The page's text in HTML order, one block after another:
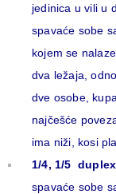
jedinica u vili u
spavaće sobe
kojem se
dva ležaja,
dve osobe,
najčešće
ima niži, kosi
1/4, 1/5 duplex
spavaće sobe